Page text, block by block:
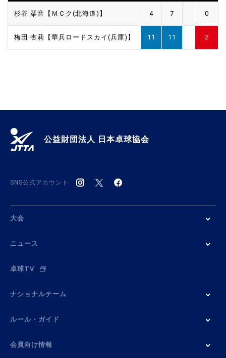
杉谷 栞音【ＭＣク(北海道)】 4 7 0
梅田 杏莉【華兵ロードスカイ(兵庫)】 11 11 2
公益財団法人 日本卓球協会
SNS公式アカウント
大会
ニュース
卓球TV
ナショナルチーム
ルール・ガイド
会員向け情報